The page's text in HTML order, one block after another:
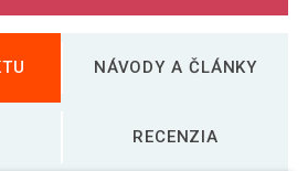
NÁVODY A ČLÁNKY
RECENZIA